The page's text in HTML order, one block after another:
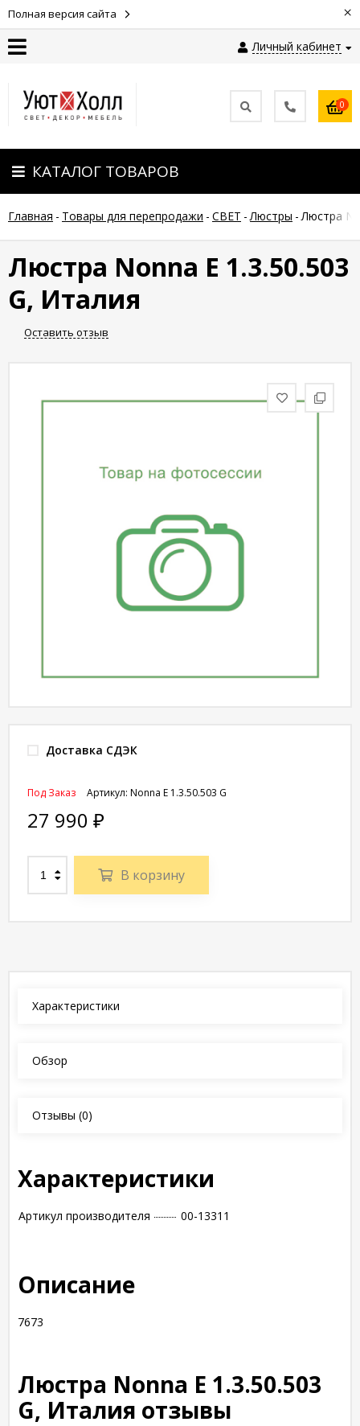
Полная версия сайта ×
Личный кабинет
Оплата
Доставка
Гарантия
возврат
Новости
конфиденциальности
0
КАТАЛОГ ТОВАРОВ
Главная - Товары для перепродажи - СВЕТ - Люстры - Люстра
Люстра Nonna E 1.3.50.503
G, Италия
Оставить отзыв
Доставка СДЭК
Артикул: Nonna E 1.3.50.503 G
Под Заказ
27 990 ₽
В корзину
Характеристики
Обзор
Отзывы (0)
Характеристики
Артикул производителя 00-13311
Описание
7673
Люстра Nonna E 1.3.50.503
G, Италия отзывы